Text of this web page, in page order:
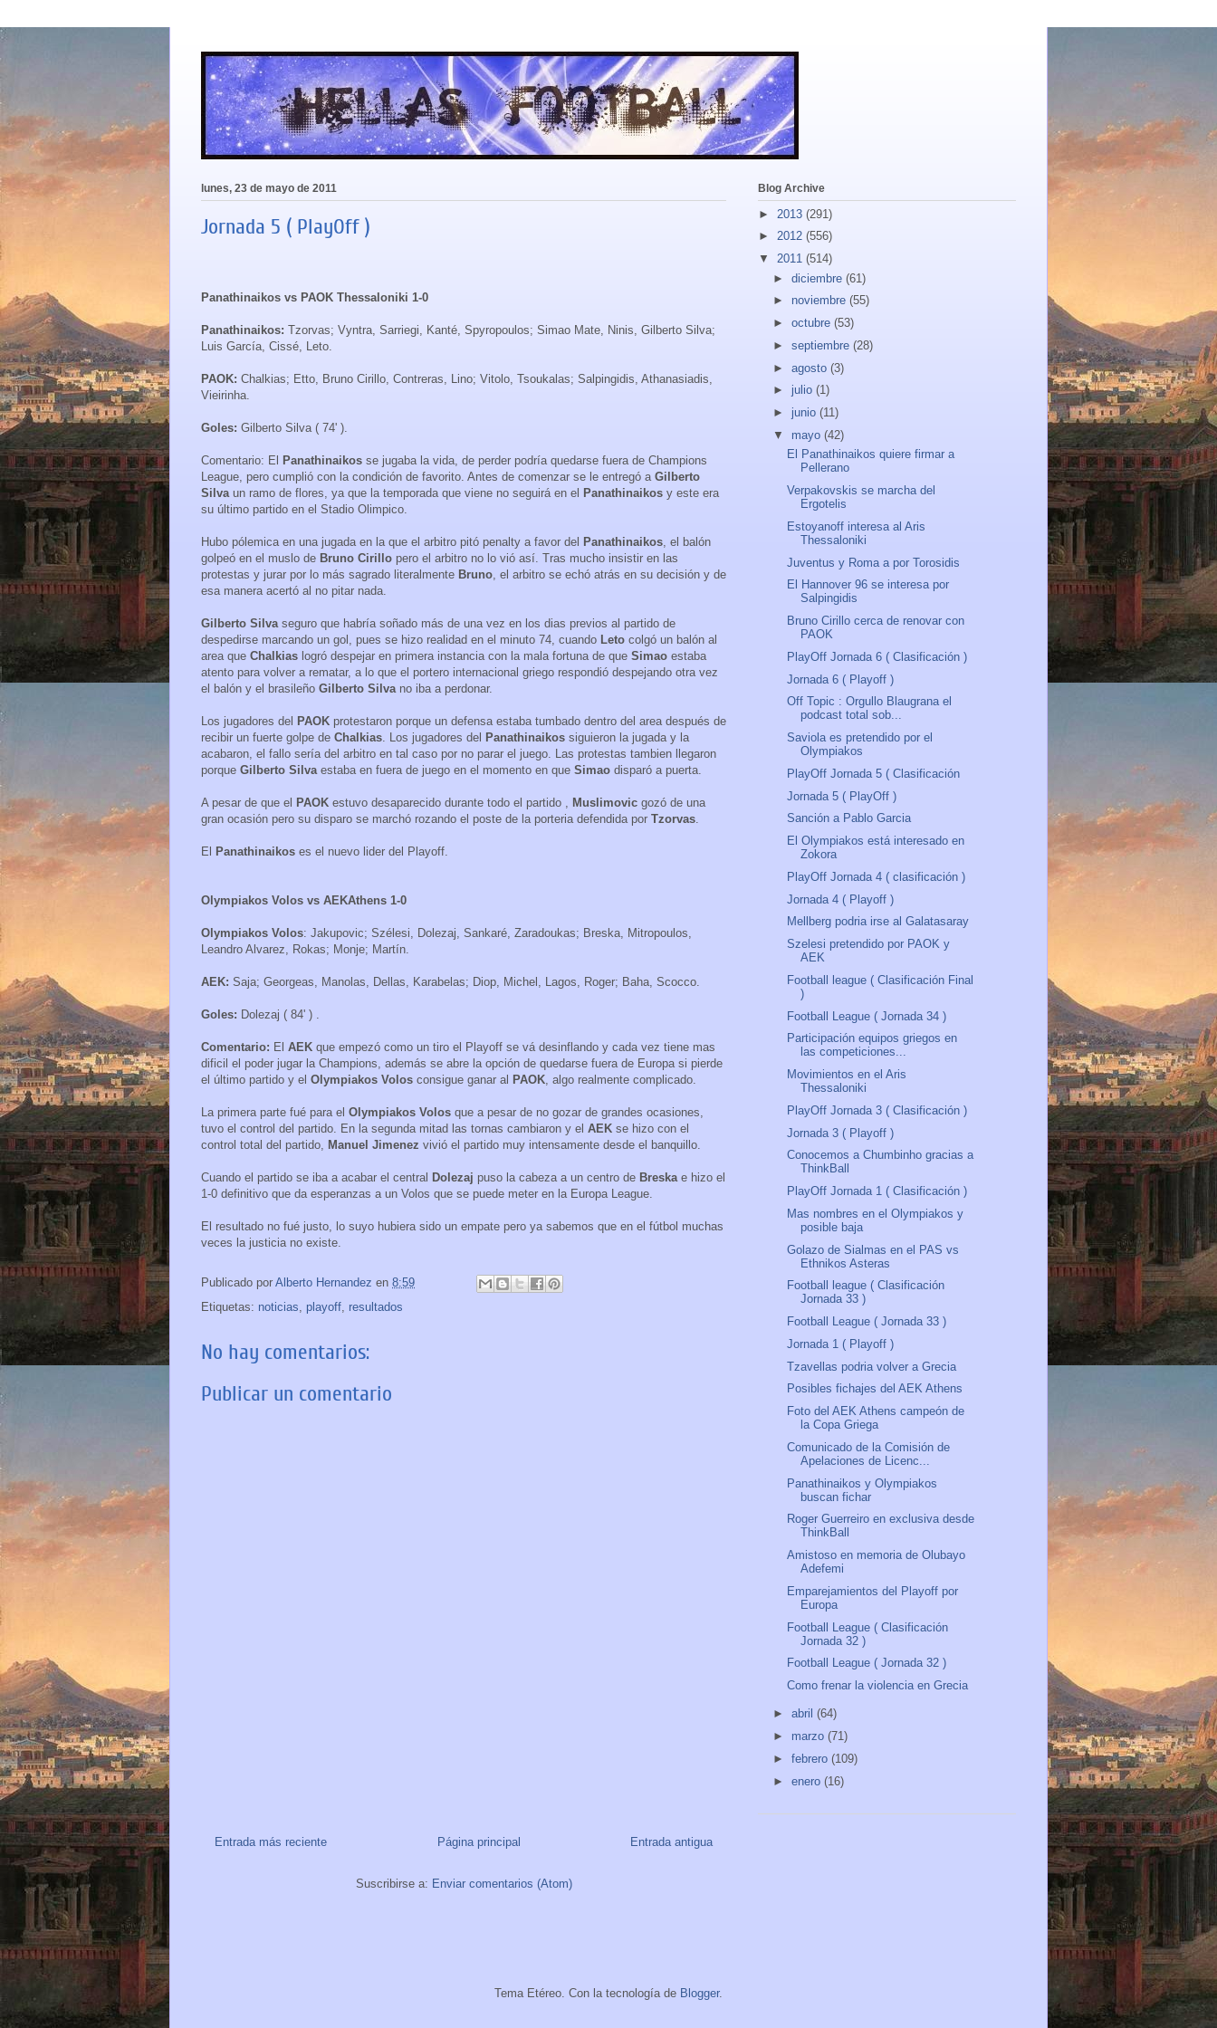
lunes, 23 de mayo de 2011
Jornada 5 ( PlayOff )
Panathinaikos vs PAOK Thessaloniki 1-0
Panathinaikos: Tzorvas; Vyntra, Sarriegi, Kanté, Spyropoulos; Simao Mate, Ninis, Gilberto Silva;
Luis García, Cissé, Leto.
PAOK: Chalkias; Etto, Bruno Cirillo, Contreras, Lino; Vitolo, Tsoukalas; Salpingidis, Athanasiadis,
Vieirinha.
Goles: Gilberto Silva ( 74' ).
Comentario: El Panathinaikos se jugaba la vida, de perder podría quedarse fuera de Champions
League, pero cumplió con la condición de favorito. Antes de comenzar se le entregó a Gilberto
Silva un ramo de flores, ya que la temporada que viene no seguirá en el Panathinaikos y este era
su último partido en el Stadio Olimpico.
Hubo pólemica en una jugada en la que el arbitro pitó penalty a favor del Panathinaikos , el balón
golpeó en el muslo de Bruno Cirillo pero el arbitro no lo vió así. Tras mucho insistir en las
protestas y jurar por lo más sagrado literalmente Bruno , el arbitro se echó atrás en su decisión y de
esa manera acertó al no pitar nada.
Gilberto Silva seguro que habría soñado más de una vez en los dias previos al partido de
despedirse marcando un gol, pues se hizo realidad en el minuto 74, cuando Leto colgó un balón al
area que Chalkias logró despejar en primera instancia con la mala fortuna de que Simao estaba
atento para volver a rematar, a lo que el portero internacional griego respondió despejando otra vez
el balón y el brasileño Gilberto Silva no iba a perdonar.
Los jugadores del PAOK protestaron porque un defensa estaba tumbado dentro del area después de
recibir un fuerte golpe de Chalkias . Los jugadores del Panathinaikos siguieron la jugada y la
acabaron, el fallo sería del arbitro en tal caso por no parar el juego. Las protestas tambien llegaron
porque Gilberto Silva estaba en fuera de juego en el momento en que Simao disparó a puerta.
A pesar de que el PAOK estuvo desaparecido durante todo el partido , Muslimovic gozó de una
gran ocasión pero su disparo se marchó rozando el poste de la porteria defendida por Tzorvas
El Panathinaikos es el nuevo lider del Playoff.
Olympiakos Volos vs AEKAthens 1-0
Olympiakos Volos: Jakupovic; Szélesi, Dolezaj, Sankaré, Zaradoukas; Breska, Mitropoulos,
Leandro Alvarez, Rokas; Monje; Martín.
AEK: Saja; Georgeas, Manolas, Dellas, Karabelas; Diop, Michel, Lagos, Roger; Baha, Scocco.
Goles: Dolezaj ( 84' ) .
Comentario: El AEK que empezó como un tiro el Playoff se vá desinflando y cada vez tiene mas
dificil el poder jugar la Champions, además se abre la opción de quedarse fuera de Europa si pierde
el último partido y el Olympiakos Volos consigue ganar al PAOK , algo realmente complicado.
La primera parte fué para el Olympiakos Volos que a pesar de no gozar de grandes ocasiones,
tuvo el control del partido. En la segunda mitad las tornas cambiaron y el AEK se hizo con el
control total del partido, Manuel Jimenez vivió el partido muy intensamente desde el banquillo.
Cuando el partido se iba a acabar el central Dolezaj puso la cabeza a un centro de Breska e hizo el
1-0 definitivo que da esperanzas a un Volos que se puede meter en la Europa League.
El resultado no fué justo, lo suyo hubiera sido un empate pero ya sabemos que en el fútbol muchas
veces la justicia no existe.
Publicado por Alberto Hernandez en 8:59
Etiquetas: noticias playoff resultados
No hay comentarios:
Publicar un comentario
Entrada más reciente Entrada antigua
Página principal
Suscribirse a: Enviar comentarios (Atom)
Blog Archive
► 2013 (291)
► 2012 (556)
▼ 2011 (514)
► diciembre (61)
► noviembre (55)
► octubre (53)
► septiembre (28)
► agosto (3)
► julio (1)
► junio (11)
▼ mayo (42)
El Panathinaikos quiere firmar a
Pellerano
Verpakovskis se marcha del
Ergotelis
Estoyanoff interesa al Aris
Thessaloniki
Juventus y Roma a por Torosidis
El Hannover 96 se interesa por
Salpingidis
Bruno Cirillo cerca de renovar con
PAOK
PlayOff Jornada 6 ( Clasificación )
Jornada 6 ( Playoff )
Off Topic : Orgullo Blaugrana el
podcast total sob...
Saviola es pretendido por el
Olympiakos
PlayOff Jornada 5 ( Clasificación
Jornada 5 ( PlayOff )
Sanción a Pablo Garcia
El Olympiakos está interesado en
Zokora
PlayOff Jornada 4 ( clasificación )
Jornada 4 ( Playoff )
Mellberg podria irse al Galatasaray
Szelesi pretendido por PAOK y
AEK
Football league ( Clasificación Final
)
Football League ( Jornada 34 )
Participación equipos griegos en
las competiciones...
Movimientos en el Aris
Thessaloniki
PlayOff Jornada 3 ( Clasificación )
Jornada 3 ( Playoff )
Conocemos a Chumbinho gracias a
ThinkBall
PlayOff Jornada 1 ( Clasificación )
Mas nombres en el Olympiakos y
posible baja
Golazo de Sialmas en el PAS vs
Ethnikos Asteras
Football league ( Clasificación
Jornada 33 )
Football League ( Jornada 33 )
Jornada 1 ( Playoff )
Tzavellas podria volver a Grecia
Posibles fichajes del AEK Athens
Foto del AEK Athens campeón de
la Copa Griega
Comunicado de la Comisión de
Apelaciones de Licenc...
Panathinaikos y Olympiakos
buscan fichar
Roger Guerreiro en exclusiva desde
ThinkBall
Amistoso en memoria de Olubayo
Adefemi
Emparejamientos del Playoff por
Europa
Football League ( Clasificación
Jornada 32 )
Football League ( Jornada 32 )
Como frenar la violencia en Grecia
► abril (64)
► marzo (71)
► febrero (109)
► enero (16)
Tema Etéreo. Con la tecnología de Blogger.